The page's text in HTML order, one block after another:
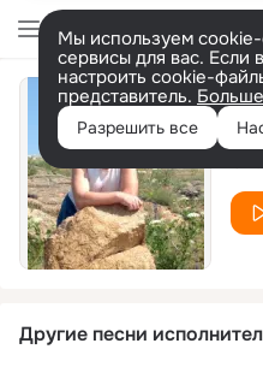
Мы используем
сервисы для вас. Если
настроить cookie-
представитель.
Разрешить все
Другие песни